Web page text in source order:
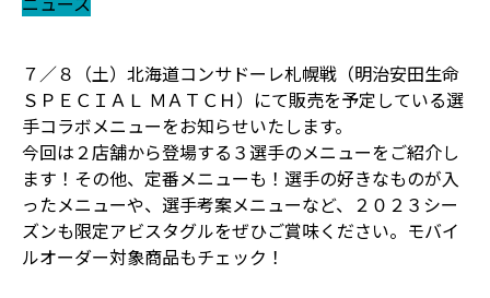
７／８（土）北海道コンサドーレ札幌戦（明治安田生命
ＳＰＥＣＩＡＬ ＭＡＴＣＨ）にて販売を予定している選
手コラボメニューをお知らせいたします。
今回は２店舗から登場する３選手のメニューをご紹介し
ます！その他、定番メニューも！選手の好きなものが入
ったメニューや、選手考案メニューなど、２０２３シー
ズンも限定アビスタグルをぜひご賞味ください。モバイ
ルオーダー対象商品もチェック！